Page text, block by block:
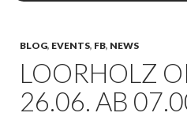
BLOG, EVENTS, FB, NEWS
LOORHOLZ
26.06. AB